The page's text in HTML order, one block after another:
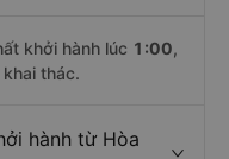
khởi hành lúc 1:00,
khai thác.
hành từ Hòa